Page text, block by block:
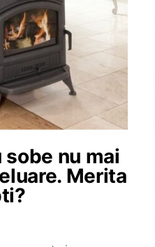
sobe nu mai
Merita